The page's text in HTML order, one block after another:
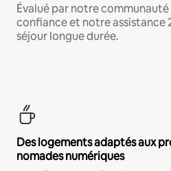
Évalué par notre
confiance et notre assistance
séjour longue durée.
Des logements adaptés aux
nomades numériques